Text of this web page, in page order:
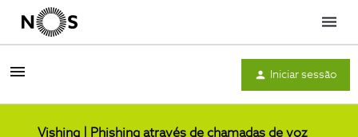
Menu
Iniciar sessão
Vishing | Phishing através de chamadas de voz